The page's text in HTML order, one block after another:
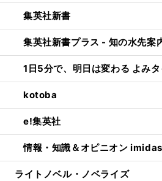
集英社新書
集英社新書プラス - 知の水先案
1日5分で、明日は変わる よみ
kotoba
e!集英社
情報・知識＆オピニオン imidas
ライトノベル・ノベライズ